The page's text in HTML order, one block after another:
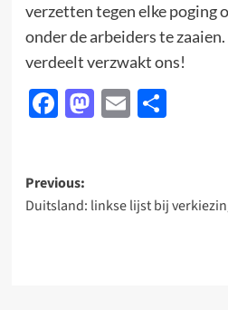
verzetten tegen elke poging
onder de arbeiders te
verdeelt verzwakt ons!
Facebook
Mastodon
EmailDelen
Post
navigation
Previous:
Duitsland: linkse lijst bij